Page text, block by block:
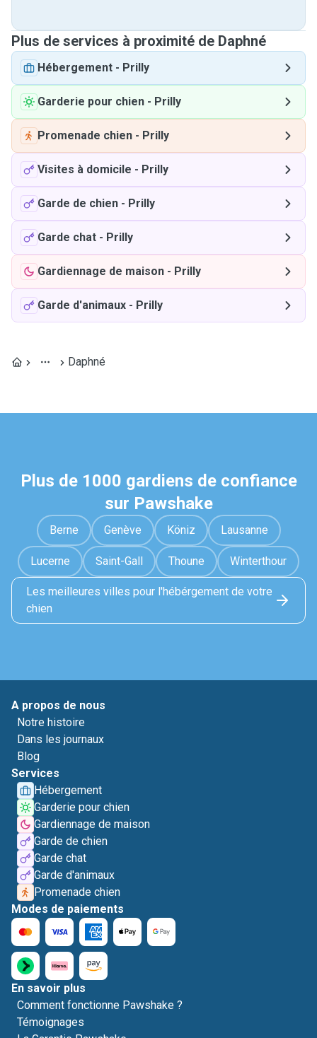
Plus de services à proximité de Daphné
Hébergement - Prilly
Garderie pour chien - Prilly
Promenade chien - Prilly
Visites à domicile - Prilly
Garde de chien - Prilly
Garde chat - Prilly
Gardiennage de maison - Prilly
Garde d'animaux - Prilly
Daphné
Plus de 1000 gardiens de confiance
sur Pawshake
Berne Genève Köniz Lausanne
Lucerne Saint-Gall Thoune Winterthour
Les meilleures villes pour l'hébérgement de votre
chien
A propos de nous
Notre histoire
Dans les journaux
Blog
Services
Hébergement
Garderie pour chien
Gardiennage de maison
Garde de chien
Garde chat
Garde d'animaux
Promenade chien
Modes de paiements
En savoir plus
Comment fonctionne Pawshake ?
Témoignages